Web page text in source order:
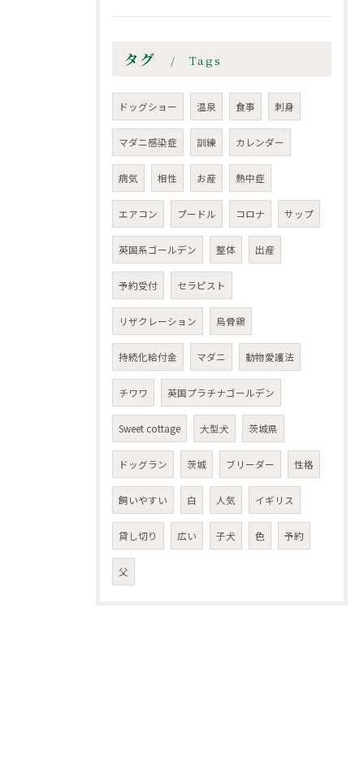
タグ Tags
ドッグショー 温泉 食事 刺身
マダニ感染症 訓練 カレンダー
病気 相性 お産 熱中症
エアコン プードル コロナ サップ
英国系ゴールデン 整体 出産
予約受付 セラピスト
リザクレーション 烏骨鶏
持続化給付金 マダニ 動物愛護法
チワワ 英国プラチナゴールデン
Sweet cottage 大型犬 茨城県
ドッグラン 茨城 ブリーダー 性格
飼いやすい 白 人気 イギリス
貸し切り 広い 子犬 色 予約
父